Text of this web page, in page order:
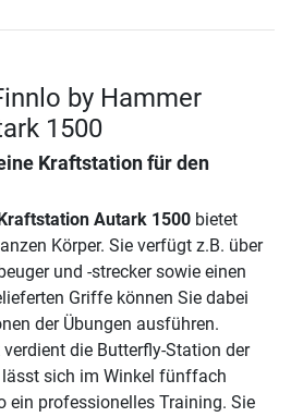
by Hammer
1500
Kraftstation für den
Autark 1500 bietet
Körper. Sie verfügt z.B. über
und -strecker sowie einen
Griffe können Sie dabei
der Übungen ausführen.
die Butterfly-Station der
sich im Winkel fünffach
ein professionelles Training. Sie